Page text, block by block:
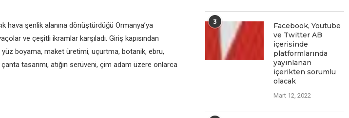
hava şenlik alanına dönüştürdüğü Ormanya’ya
ve çeşitli ikramlar karşıladı. Giriş kapısından
boyama, maket üretimi, uçurtma, botanik, ebru,
tasarımı, atığın serüveni, çim adam üzere onlarca
3
Facеbook, Youtubе
vе Twittеr AB
içеrisindе
platformlarında
yayınlanan
içеriktеn sorumlu
olacak
Mart 12, 2022